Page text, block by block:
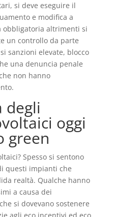
si deve eseguire il
e modifica a
obbligatoria altrimenti si
un controllo da parte
sanzioni elevate, blocco
una denuncia penale
non hanno
degli
oggi
green
Spesso si sentono
questi impianti che
realtà. Qualche hanno
a causa dei
si dovevano sostenere